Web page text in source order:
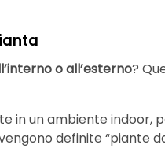
o all’esterno?
in un ambiente indoor,
definite “piante